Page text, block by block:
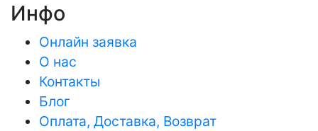
Инфо
Онлайн заявка
О нас
Контакты
Блог
Оплата, Доставка, Возврат